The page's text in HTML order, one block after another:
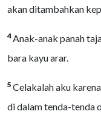
akan ditambahkan
4Anak-anak panah
bara kayu arar.
5 Celakalah aku
di dalam tenda-tenda